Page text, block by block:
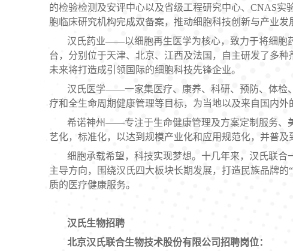
的检验检测及安评中心以及省级工程研究中心、CNAS
胞临床研究机构完成双备案，推动细胞科技创新与产业发
汉氏药业——以细胞再生医学为核心，致力于将细胞
台，分别位于天津、北京、江西及法国，自主研发了多
未来将打造成引领国际的细胞科技先锋企业。
汉氏医学——一家集医疗、康养、科研、预防、体检
疗和全生命周期健康管理等目标，为当地以及来自国内外
希诺神州——专注于生命健康管理及方案定制服务、
艺化，标准化，以达到规模产业化和应用规范化，并普
细胞承载希望，科技实现梦想。十几年来，汉氏联
主导方向，围绕汉氏四大板块长期发展，打造民族品牌
质的医疗健康服务。
汉氏生物招聘
北京汉氏联合生物技术股份有限公司招聘岗位：